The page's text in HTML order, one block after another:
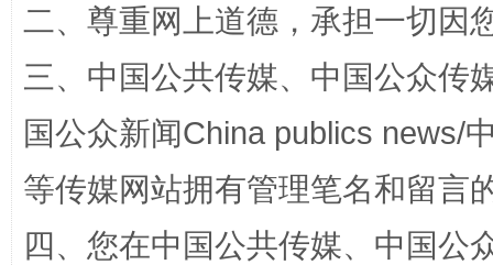
“蜀中异人”王建安的艺术幻境
二、尊重网上道德，承担一切因
三、中国公共传媒、中国公众传
国公众新闻China publics news/
等传媒网站拥有管理笔名和留言
四、您在中国公共传媒、中国公